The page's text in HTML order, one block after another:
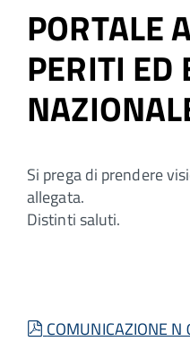
PORTALE
PERITI ED
Si prega di prendere
allegata.
Distinti saluti.
pdf
COMUNICAZIONE N